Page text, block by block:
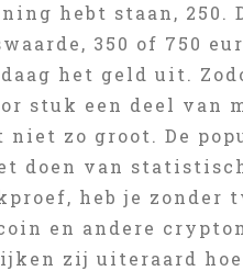
hebt staan, 250.
350 of 750
het geld uit.
stuk een deel van
niet zo groot. De
doen van
heb je zonder
en andere
zij uiteraard